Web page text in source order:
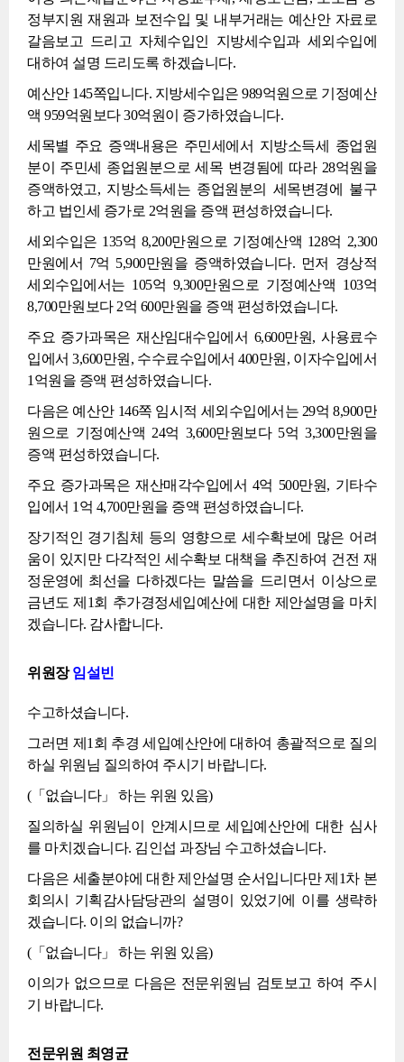
정부지원 재원과 보전수입 및 내부거래는 예산안 자료로
갈음보고 드리고 자체수입인 지방세수입과 세외수입에
대하여 설명 드리도록 하겠습니다.
예산안 145쪽입니다. 지방세수입은 989억원으로 기정예산
액 959억원보다 30억원이 증가하였습니다.
세목별 주요 증액내용은 주민세에서 지방소득세 종업원
분이 주민세 종업원분으로 세목 변경됨에 따라 28억원을
증액하였고, 지방소득세는 종업원분의 세목변경에 불구
하고 법인세 증가로 2억원을 증액 편성하였습니다.
세외수입은 135억 8,200만원으로 기정예산액 128억 2,300
만원에서 7억 5,900만원을 증액하였습니다. 먼저 경상적
세외수입에서는 105억 9,300만원으로 기정예산액 103억
8,700만원보다 2억 600만원을 증액 편성하였습니다.
주요 증가과목은 재산임대수입에서 6,600만원, 사용료수
입에서 3,600만원, 수수료수입에서 400만원, 이자수입에서
1억원을 증액 편성하였습니다.
다음은 예산안 146쪽 임시적 세외수입에서는 29억 8,900만
원으로 기정예산액 24억 3,600만원보다 5억 3,300만원을
증액 편성하였습니다.
주요 증가과목은 재산매각수입에서 4억 500만원, 기타수
입에서 1억 4,700만원을 증액 편성하였습니다.
장기적인 경기침체 등의 영향으로 세수확보에 많은 어려
움이 있지만 다각적인 세수확보 대책을 추진하여 건전 재
정운영에 최선을 다하겠다는 말씀을 드리면서 이상으로
금년도 제1회 추가경정세입예산에 대한 제안설명을 마치
겠습니다. 감사합니다.
위원장임설빈
수고하셨습니다.
그러면 제1회 추경 세입예산안에 대하여 총괄적으로 질의
하실 위원님 질의하여 주시기 바랍니다.
(「없습니다」 하는 위원 있음)
질의하실 위원님이 안계시므로 세입예산안에 대한 심사
를 마치겠습니다. 김인섭 과장님 수고하셨습니다.
다음은 세출분야에 대한 제안설명 순서입니다만 제1차 본
회의시 기획감사담당관의 설명이 있었기에 이를 생략하
겠습니다. 이의 없습니까?
(「없습니다」 하는 위원 있음)
이의가 없으므로 다음은 전문위원님 검토보고 하여 주시
기 바랍니다.
전문위원 최영균